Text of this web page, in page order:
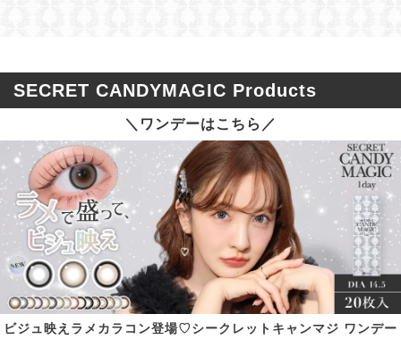
SECRET CANDYMAGIC Products
＼ワンデーはこちら／
ビジュ映えラメカラコン登場♡シークレットキャンマジ ワンデー